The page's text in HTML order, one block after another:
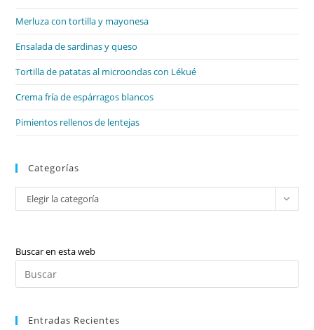
Merluza con tortilla y mayonesa
Ensalada de sardinas y queso
Tortilla de patatas al microondas con Lékué
Crema fría de espárragos blancos
Pimientos rellenos de lentejas
Categorías
Categorías
Elegir la categoría
Buscar en esta web
Entradas Recientes